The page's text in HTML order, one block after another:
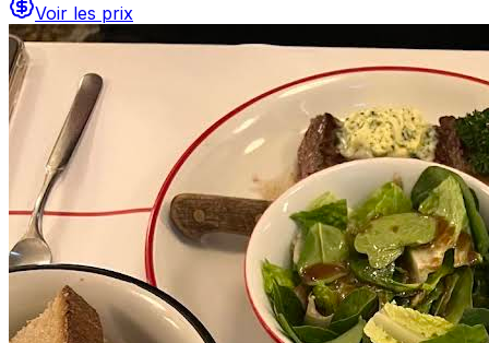
Voir les prix